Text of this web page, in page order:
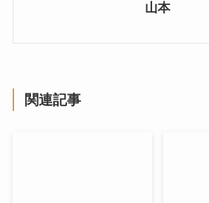
山本
関連記事